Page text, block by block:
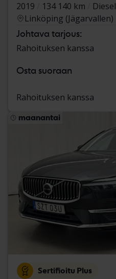
2019
134 140 km
Diesel
Linköping (Jägarvallen)
Johtava tarjous:
Rahoituksen kanssa
Osta suoraan
Rahoituksen kanssa
maanantai
Sertifioitu Plus